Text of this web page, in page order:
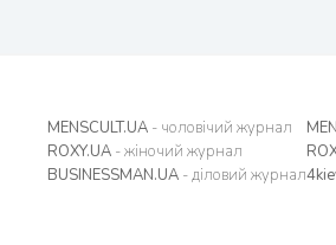
MENSCULT.UA - чоловічий журнал
ROXY.UA - жіночий журнал
BUSINESSMAN.UA - діловий журнал